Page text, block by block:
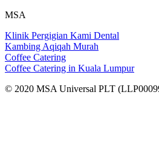
MSA
Klinik Pergigian Kami Dental
Kambing Aqiqah Murah
Coffee Catering
Coffee Catering in Kuala Lumpur
© 2020 MSA Universal PLT